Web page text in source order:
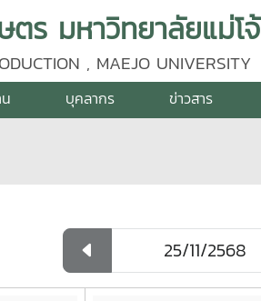
ร มหาวิทยาลัยแม่โจ้
, MAEJO UNIVERSITY
บุคลากร ข่าวสาร